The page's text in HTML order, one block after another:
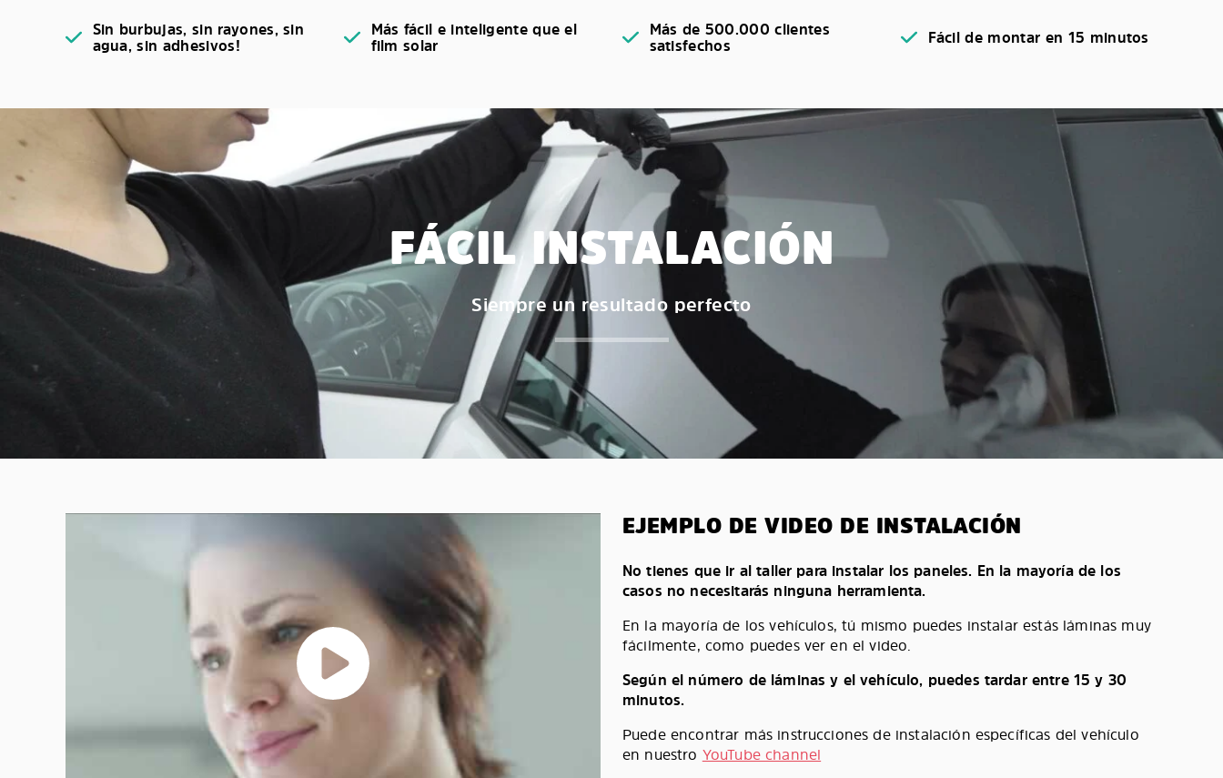
Sin burbujas, sin rayones, sin
agua, sin adhesivos!
Más fácil e inteligente que el
film solar
Más de 500.000 clientes
satisfechos
Fácil de montar en 15 minutos
FÁCIL INSTALACIÓN
Siempre un resultado perfecto
EJEMPLO DE VIDEO DE INSTALACIÓN
No tienes que ir al taller para instalar los paneles. En la mayoría de los
casos no necesitarás ninguna herramienta.
En la mayoría de los vehículos, tú mismo puedes instalar estás láminas muy
fácilmente, como puedes ver en el video.
Según el número de láminas y el vehículo, puedes tardar entre 15 y 30
minutos.
Puede encontrar más instrucciones de instalación específicas del vehículo
en nuestro YouTube channel